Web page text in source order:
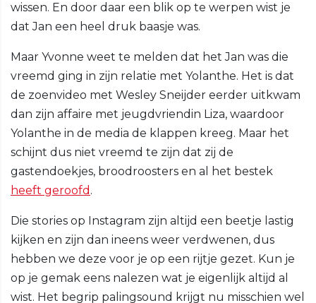
wissen. En door daar een blik op te werpen wist je
dat Jan een heel druk baasje was.
Maar Yvonne weet te melden dat het Jan was die
vreemd ging in zijn relatie met Yolanthe. Het is dat
de zoenvideo met Wesley Sneijder eerder uitkwam
dan zijn affaire met jeugdvriendin Liza, waardoor
Yolanthe in de media de klappen kreeg. Maar het
schijnt dus niet vreemd te zijn dat zij de
gastendoekjes, broodroosters en al het bestek
heeft geroofd .
Die stories op Instagram zijn altijd een beetje lastig
kijken en zijn dan ineens weer verdwenen, dus
hebben we deze voor je op een rijtje gezet. Kun je
op je gemak eens nalezen wat je eigenlijk altijd al
wist. Het begrip palingsound krijgt nu misschien wel